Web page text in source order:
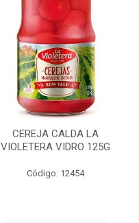
CEREJA CALDA LA
VIOLETERA VIDRO 125G
Código: 12454